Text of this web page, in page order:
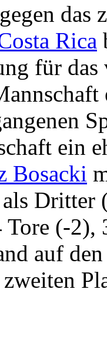
das
Rica
für
ein
Bosacki
Dritter
Tore (-
auf